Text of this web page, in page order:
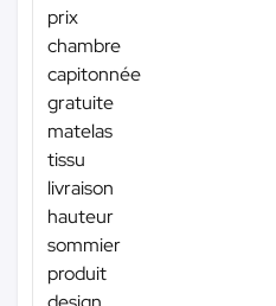
prix
chambre
capitonnée
gratuite
matelas
tissu
livraison
hauteur
sommier
produit